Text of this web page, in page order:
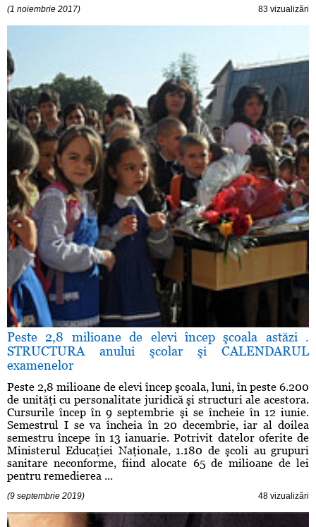
(1 noiembrie 2017) 83 vizualizări
Peste 2,8 milioane de elevi încep şcoala astăzi .
STRUCTURA anului şcolar şi CALENDARUL
examenelor
Peste 2,8 milioane de elevi încep şcoala, luni, în peste 6.200
de unităţi cu personalitate juridică şi structuri ale acestora.
Cursurile încep în 9 septembrie şi se încheie în 12 iunie.
Semestrul I se va încheia în 20 decembrie, iar al doilea
semestru începe în 13 ianuarie. Potrivit datelor oferite de
Ministerul Educaţiei Naţionale, 1.180 de şcoli au grupuri
sanitare neconforme, fiind alocate 65 de milioane de lei
pentru remedierea ...
(9 septembrie 2019) 48 vizualizări